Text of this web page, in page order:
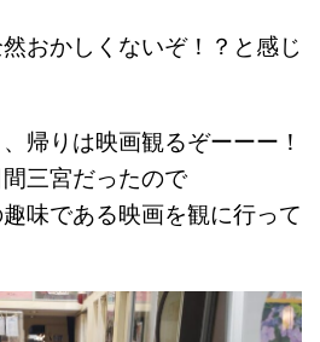
おかしくないぞ！？と感じ
帰りは映画観るぞーーー！
三宮だったので
味である映画を観に行って